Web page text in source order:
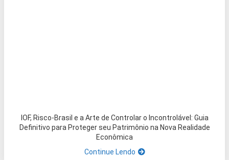
IOF, Risco-Brasil e a Arte de Controlar o Incontrolável: Guia
Definitivo para Proteger seu Patrimônio na Nova Realidade
Econômica
Continue Lendo